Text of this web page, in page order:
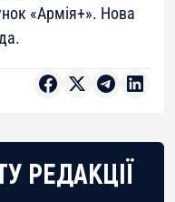
«Армія+». Нова
РЕДАКЦІЇ